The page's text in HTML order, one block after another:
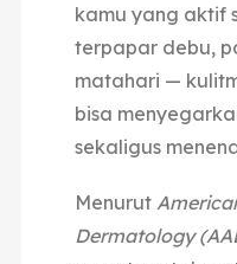
kamu yang aktif
terpapar debu,
matahari —
bisa
sekaligus
Menurut
Dermatology